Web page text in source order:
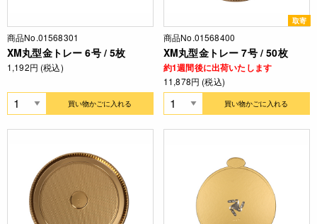
商品No.01568301
XM丸型金トレー 6号 / 5枚
1,192円 (税込)
買い物かごに入れる
取寄
商品No.01568400
XM丸型金トレー 7号 / 50枚
約1週間後に出荷いたします
11,878円 (税込)
買い物かごに入れる